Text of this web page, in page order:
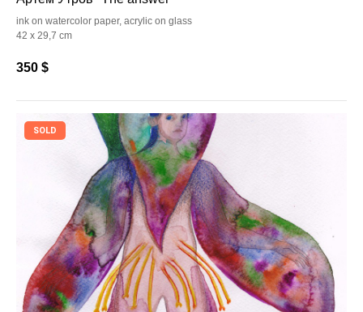
ink on watercolor paper, acrylic on glass
42 x 29,7 cm
350 $
SOLD